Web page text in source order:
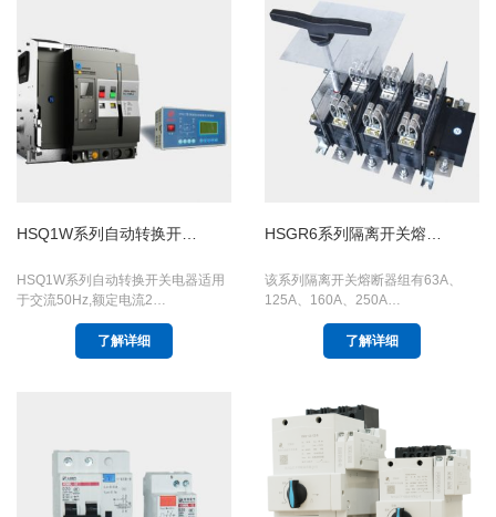
HSQ1W系列自动转换开…
HSQ1W系列自动转换开关电器适用
于交流50Hz,额定电流2…
了解详细
HSGR6系列隔离开关熔…
该系列隔离开关熔断器组有63A、
125A、160A、250A…
了解详细